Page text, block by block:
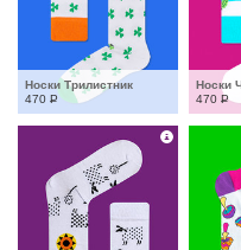
Носки Трилистник
470 Р
Носки
470 Р